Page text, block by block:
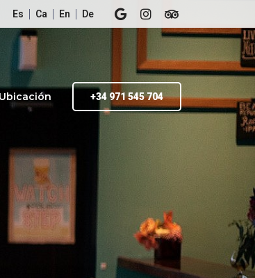
Es Ca En De
Ubicación +34 971 545 704